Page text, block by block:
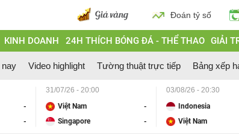
Đoán tỷ số
KINH DOANH 24H THÍCH BÓNG ĐÁ - THỂ THAO GIẢI
nay Video highlight Tường thuật trực tiếp Bảng xếp
-
-
31/07/26 - 20:00
Việt Nam
-
Singapore
-
03/08/26 - 20:30
Indonesia
Việt Nam